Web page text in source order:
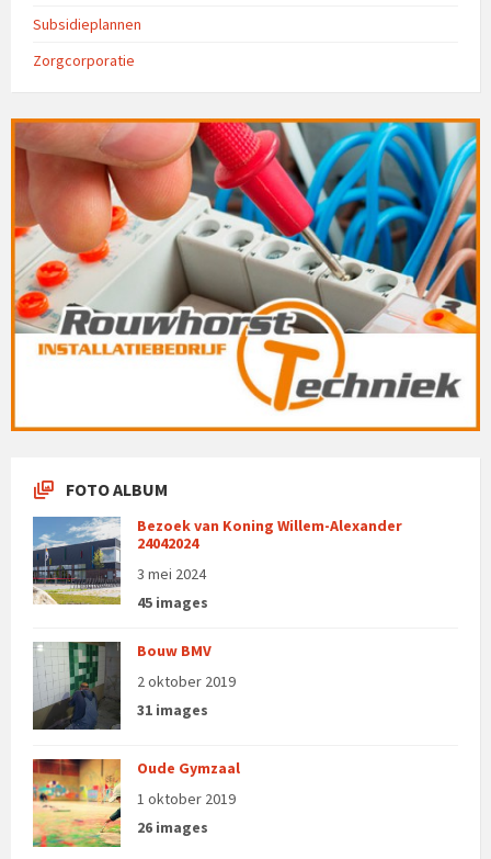
Subsidieplannen
Zorgcorporatie
FOTO ALBUM
Bezoek van Koning Willem-Alexander
24042024
3 mei 2024
45 images
Bouw BMV
2 oktober 2019
31 images
Oude Gymzaal
1 oktober 2019
26 images